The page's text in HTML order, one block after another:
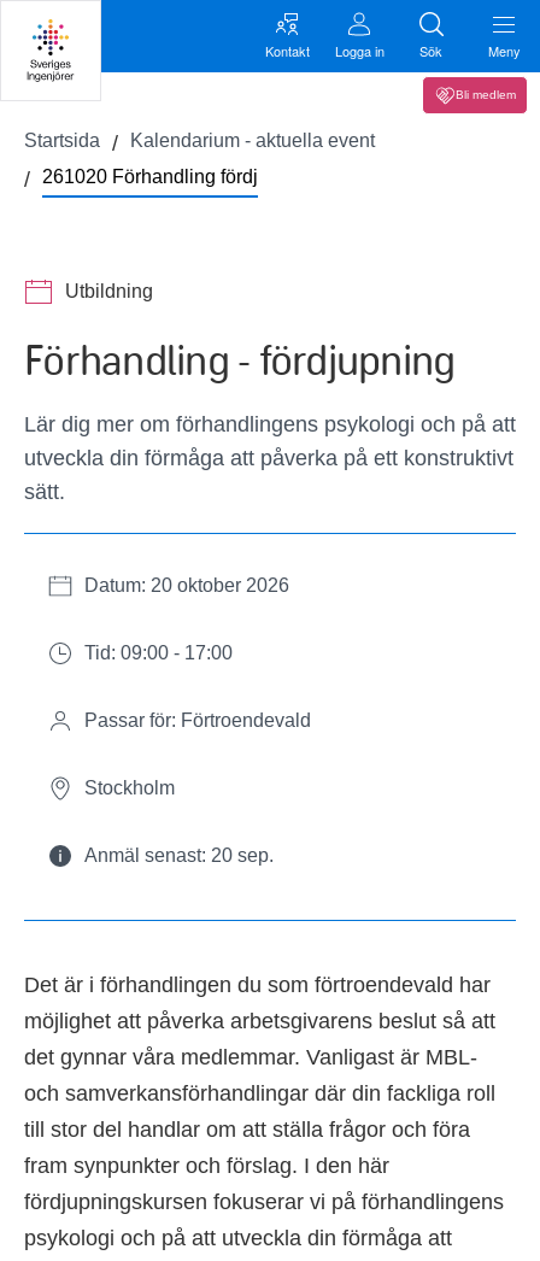
Kontakt Logga in Sök Meny
Bli medlem
Startsida
Kalendarium - aktuella event
261020 Förhandling fördj
Utbildning
Förhandling - fördjupning
Lär dig mer om förhandlingens psykologi och på att
utveckla din förmåga att påverka på ett konstruktivt
sätt.
Datum: 20 oktober 2026
Tid: 09:00 - 17:00
Passar för: Förtroendevald
Stockholm
Anmäl senast: 20 sep.
Det är i förhandlingen du som förtroendevald har
möjlighet att påverka arbetsgivarens beslut så att
det gynnar våra medlemmar. Vanligast är MBL-
och samverkansförhandlingar där din fackliga roll
till stor del handlar om att ställa frågor och föra
fram synpunkter och förslag. I den här
fördjupningskursen fokuserar vi på förhandlingens
psykologi och på att utveckla din förmåga att